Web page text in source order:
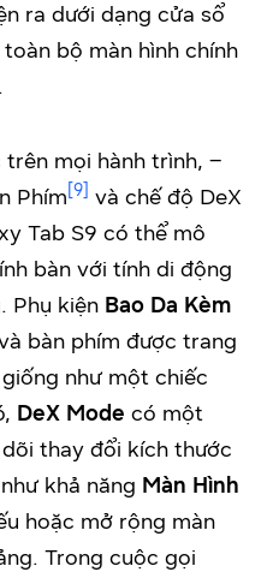
ra dưới dạng cửa sổ
bộ màn hình chính
.
mọi hành trình, –
Phím [9] và chế độ DeX
Tab S9 có thể mô
bàn với tính di động
Phụ kiện Bao Da Kèm
bàn phím được trang
như một chiếc
DeX Mode có một
thay đổi kích thước
khả năng Màn Hình
hoặc mở rộng màn
Trong cuộc gọi